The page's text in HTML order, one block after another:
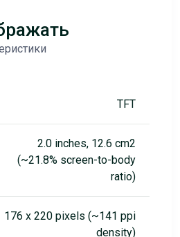
TFT
2.0 inches, 12.6 cm2
(~21.8% screen-to-body
ratio)
176 x 220 pixels (~141 ppi
density)